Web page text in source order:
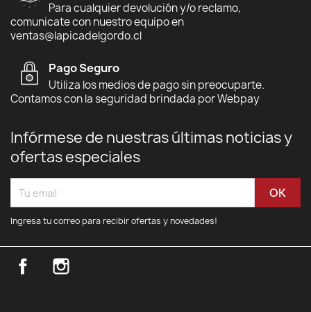
Para cualquier devolución y/o reclamo,
comunicate con nuestro equipo en
ventas@lapicadelgordo.cl
Pago Seguro
Utiliza los medios de pago sin preocuparte.
Contamos con la seguridad brindada por Webpay
Infórmese de nuestras últimas noticias y
ofertas especiales
Ingresa tu correo para recibir ofertas y novedades!
Facebook